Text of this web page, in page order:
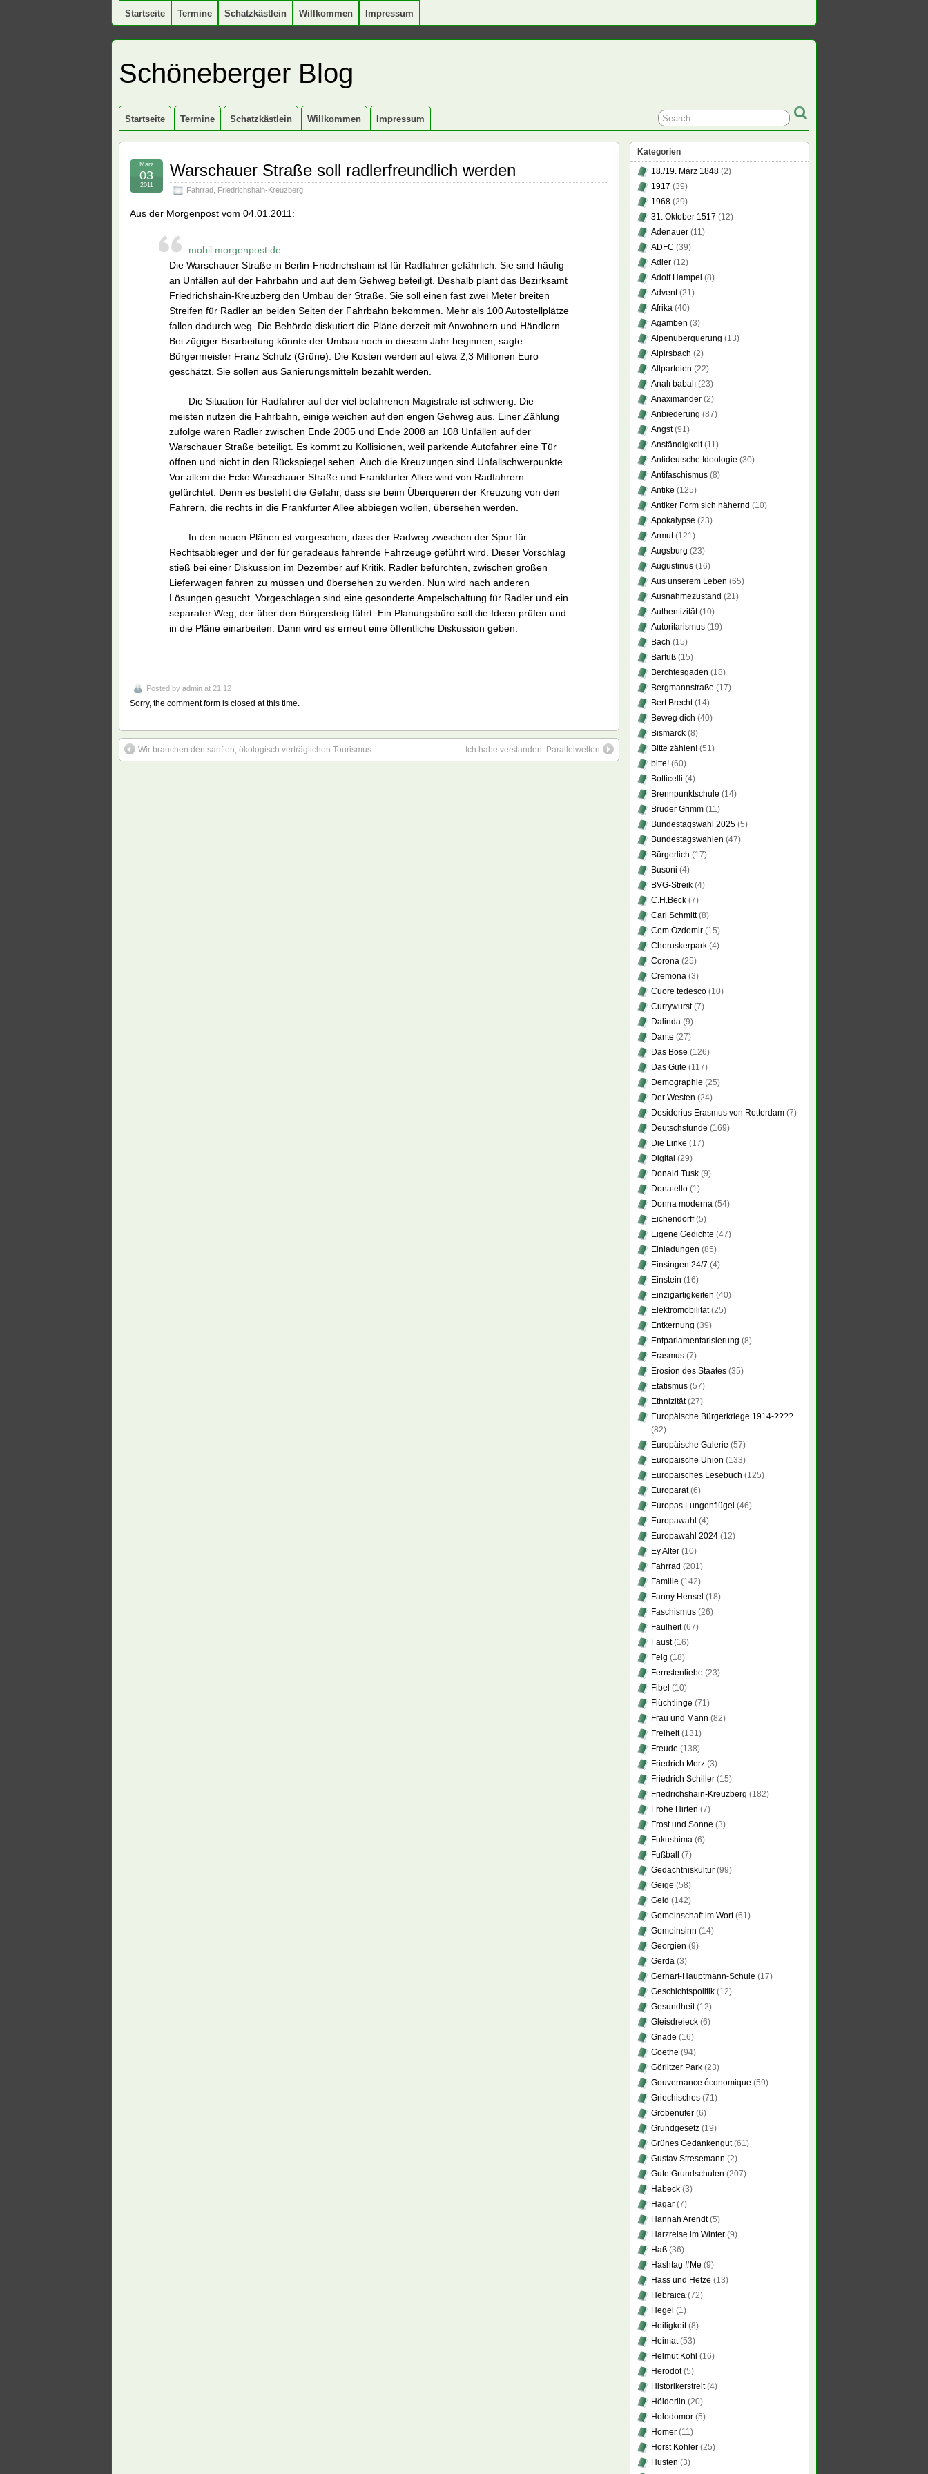
Startseite Termine Schatzkästlein Willkommen Impressum
Schöneberger Blog
Startseite Termine Schatzkästlein Willkommen Impressum
Warschauer Straße soll radlerfreundlich werden
Fahrrad Friedrichshain-Kreuzberg
März
03
2011
Aus der Morgenpost vom 04.01.2011:
mobil.morgenpost.de
Die Warschauer Straße in Berlin-Friedrichshain ist für Radfahrer gefährlich: Sie sind häufig
an Unfällen auf der Fahrbahn und auf dem Gehweg beteiligt. Deshalb plant das Bezirksamt
Friedrichshain-Kreuzberg den Umbau der Straße. Sie soll einen fast zwei Meter breiten
Streifen für Radler an beiden Seiten der Fahrbahn bekommen. Mehr als 100 Autostellplätze
fallen dadurch weg. Die Behörde diskutiert die Pläne derzeit mit Anwohnern und Händlern.
Bei zügiger Bearbeitung könnte der Umbau noch in diesem Jahr beginnen, sagte
Bürgermeister Franz Schulz (Grüne). Die Kosten werden auf etwa 2,3 Millionen Euro
geschätzt. Sie sollen aus Sanierungsmitteln bezahlt werden.
Die Situation für Radfahrer auf der viel befahrenen Magistrale ist schwierig. Die
meisten nutzen die Fahrbahn, einige weichen auf den engen Gehweg aus. Einer Zählung
zufolge waren Radler zwischen Ende 2005 und Ende 2008 an 108 Unfällen auf der
Warschauer Straße beteiligt. Es kommt zu Kollisionen, weil parkende Autofahrer eine Tür
öffnen und nicht in den Rückspiegel sehen. Auch die Kreuzungen sind Unfallschwerpunkte.
Vor allem die Ecke Warschauer Straße und Frankfurter Allee wird von Radfahrern
gefürchtet. Denn es besteht die Gefahr, dass sie beim Überqueren der Kreuzung von den
Fahrern, die rechts in die Frankfurter Allee abbiegen wollen, übersehen werden.
In den neuen Plänen ist vorgesehen, dass der Radweg zwischen der Spur für
Rechtsabbieger und der für geradeaus fahrende Fahrzeuge geführt wird. Dieser Vorschlag
stieß bei einer Diskussion im Dezember auf Kritik. Radler befürchten, zwischen großen
Lieferwagen fahren zu müssen und übersehen zu werden. Nun wird nach anderen
Lösungen gesucht. Vorgeschlagen sind eine gesonderte Ampelschaltung für Radler und ein
separater Weg, der über den Bürgersteig führt. Ein Planungsbüro soll die Ideen prüfen und
in die Pläne einarbeiten. Dann wird es erneut eine öffentliche Diskussion geben.
Posted by admin at 21:12
Sorry, the comment form is closed at this time.
Wir brauchen den sanften, ökologisch verträglichen Tourismus Ich habe verstanden: Parallelwelten
Kategorien
18./19. März 1848 (2)
1917 (39)
1968 (29)
31. Oktober 1517 (12)
Adenauer (11)
ADFC (39)
Adler (12)
Adolf Hampel (8)
Advent(21)
Afrika (40)
Agamben (3)
Alpenüberquerung (13)
Alpirsbach (2)
Altparteien (22)
Analı babalı (23)
Anaximander (2)
Anbiederung (87)
Angst(91)
Anständigkeit(11)
Antideutsche Ideologie (30)
Antifaschismus (8)
Antike (125)
Antiker Form sich nähernd (10)
Apokalypse (23)
Armut(121)
Augsburg (23)
Augustinus (16)
Aus unserem Leben (65)
Ausnahmezustand (21)
Authentizität(10)
Autoritarismus (19)
Bach (15)
Barfuß (15)
Berchtesgaden (18)
Bergmannstraße (17)
Bert Brecht(14)
Beweg dich (40)
Bismarck (8)
Bitte zählen! (51)
bitte! (60)
Botticelli (4)
Brennpunktschule (14)
Brüder Grimm (11)
Bundestagswahl 2025 (5)
Bundestagswahlen (47)
Bürgerlich (17)
Busoni (4)
BVG-Streik (4)
C.H.Beck (7)
Carl Schmitt(8)
Cem Özdemir (15)
Cheruskerpark (4)
Corona (25)
Cremona (3)
Cuore tedesco (10)
Currywurst(7)
Dalinda (9)
Dante (27)
Das Böse (126)
Das Gute (117)
Demographie (25)
Der Westen (24)
Desiderius Erasmus von Rotterdam (7)
Deutschstunde (169)
Die Linke (17)
Digital (29)
Donald Tusk (9)
Donatello (1)
Donna moderna (54)
Eichendorff(5)
Eigene Gedichte (47)
Einladungen (85)
Einsingen 24/7 (4)
Einstein (16)
Einzigartigkeiten (40)
Elektromobilität(25)
Entkernung (39)
Entparlamentarisierung (8)
Erasmus (7)
Erosion des Staates (35)
Etatismus (57)
Ethnizität(27)
Europäische Bürgerkriege 1914-????
(82)
Europäische Galerie (57)
Europäische Union (133)
Europäisches Lesebuch (125)
Europarat(6)
Europas Lungenflügel (46)
Europawahl (4)
Europawahl 2024 (12)
Ey Alter (10)
Fahrrad (201)
Familie (142)
Fanny Hensel (18)
Faschismus (26)
Faulheit(67)
Faust(16)
Feig (18)
Fernstenliebe (23)
Fibel (10)
Flüchtlinge (71)
Frau und Mann (82)
Freiheit(131)
Freude (138)
Friedrich Merz (3)
Friedrich Schiller (15)
Friedrichshain-Kreuzberg (182)
Frohe Hirten (7)
Frost und Sonne (3)
Fukushima (6)
Fußball
(7)
Gedächtniskultur (99)
Geige (58)
Geld (142)
Gemeinschaft im Wort(61)
Gemeinsinn (14)
Georgien (9)
Gerda (3)
Gerhart-Hauptmann-Schule (17)
Geschichtspolitik (12)
Gesundheit(12)
Gleisdreieck (6)
Gnade (16)
Goethe (94)
Görlitzer Park (23)
Gouvernance économique (59)
Griechisches (71)
Gröbenufer (6)
Grundgesetz (19)
Grünes Gedankengut(61)
Gustav Stresemann (2)
Gute Grundschulen (207)
Habeck (3)
Hagar (7)
Hannah Arendt(5)
Harzreise im Winter (9)
Haß (36)
Hashtag #Me (9)
Hass und Hetze (13)
Hebraica (72)
Hegel (1)
Heiligkeit(8)
Heimat(53)
Helmut Kohl (16)
Herodot(5)
Historikerstreit(4)
Hölderlin (20)
Holodomor (5)
Homer (11)
Horst Köhler (25)
Husten (3)